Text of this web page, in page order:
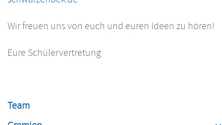
Wir freuen uns von euch und euren Ideen zu hören!
Eure Schülervertretung
überspringen
Team